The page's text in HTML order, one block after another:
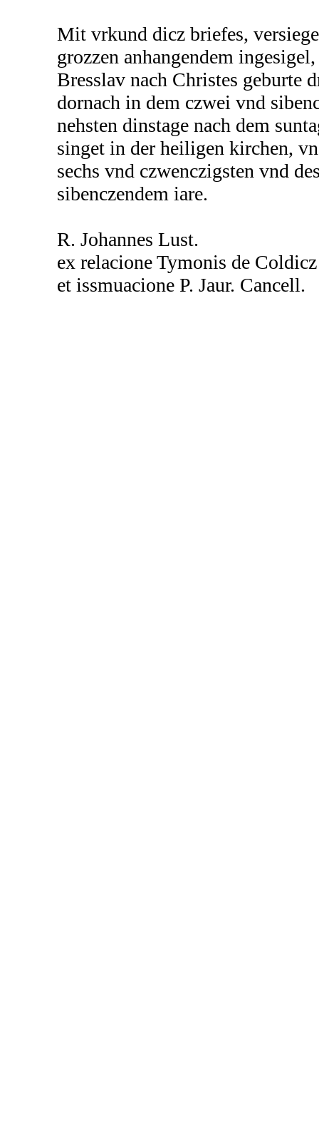
Mit vrkund dicz briefes,
grozzen anhangendem
Bresslav nach Christes geburte
dornach in dem czwei vnd
nehsten dinstage nach dem
singet in der heiligen kirchen,
sechs vnd czwenczigsten vnd
sibenczendem iare.
R. Johannes Lust.
ex relacione Tymonis de Coldicz
et issmuacione P. Jaur. Cancell.